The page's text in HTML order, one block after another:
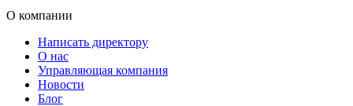
О компании
Написать директору
О нас
Управляющая компания
Новости
Блог